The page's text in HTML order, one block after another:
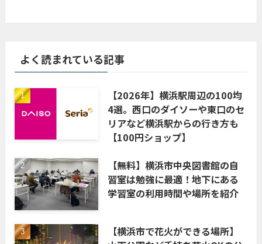
よく読まれている記事
【2026年】横浜駅周辺の100均
4選。西口のダイソーや東口のセ
リアなど横浜駅からの行き方も
【100円ショップ】
【無料】横浜市中央図書館の自
習室は勉強に最適！地下にある
学習室の利用時間や場所を紹介
【横浜市で花火ができる場所】